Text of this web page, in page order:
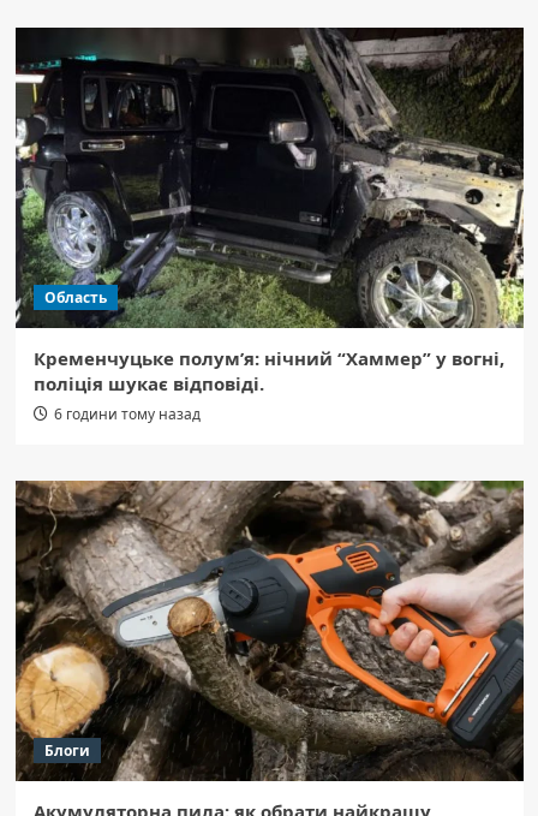
Область
Кременчуцьке полум’я: нічний “Хаммер” у вогні,
поліція шукає відповіді.
6 години тому назад
Блоги
Акумуляторна пила: як обрати найкращу